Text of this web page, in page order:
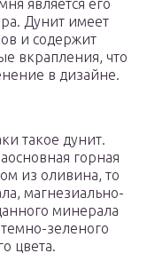
является его
Дунит имеет
и содержит
вкрапления, что
в дизайне.
такое дунит.
горная
из оливина, то
магнезиально-
минерала
зеленого
цвета.